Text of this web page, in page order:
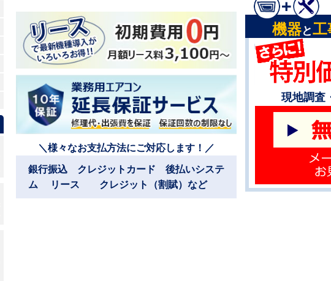
＼様々なお支払方法にご対応します！／
銀行振込 クレジットカード 後払いシステ
ム リース クレジット（割賦）など
機器と工
現地調査